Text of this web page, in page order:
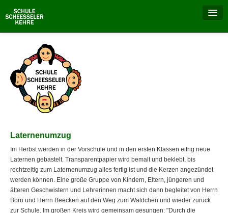
Unsere Schule
Schulalltag
Schulprojekte
Schulverein
Laternenumzug
Im Herbst werden in der Vorschule und in den ersten Klassen eifrig neue
Laternen gebastelt. Transparentpapier wird bemalt und beklebt, bis
rechtzeitig zum Laternenumzug alles fertig ist und die Kerzen angezündet
werden können. Eine große Gruppe von Kindern, Eltern, jüngeren und
älteren Geschwistern und Lehrerinnen macht sich dann begleitet von Herrn
Born und Herrn Beecken auf den Weg zum Wäldchen und wieder zurück
zur Schule. Im großen Kreis wird gemeinsam gesungen: "Durch die